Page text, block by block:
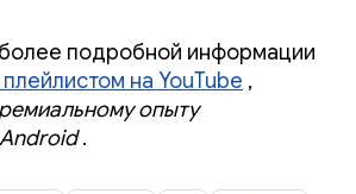
подробной информации
плейлистом на YouTube ,
опыту
.